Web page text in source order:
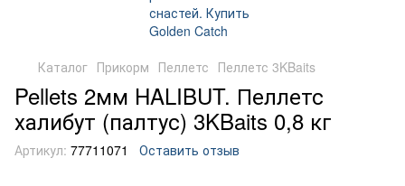
Каталог Прикорм Пеллетс Пеллетс 3KBaits
Pellets 2мм HALIBUT. Пеллетс
халибут (палтус) 3KBaits 0,8 кг
Артикул: 77711071 Оставить отзыв